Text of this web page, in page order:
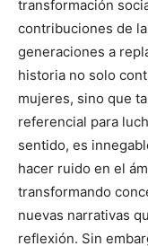
transformación
contribuciones de
generaciones a
historia no solo
mujeres, sino que
referencial para
sentido, es
hacer ruido en el
transformando
nuevas narrativas
reflexión. Sin